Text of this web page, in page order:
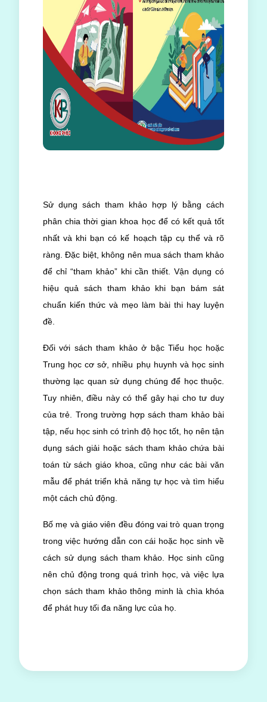
Sử dụng sách tham khảo hợp lý bằng cách
phân chia thời gian khoa học để có kết quả tốt
nhất và khi bạn có kế hoạch tập cụ thể và rõ
ràng. Đặc biệt, không nên mua sách tham khảo
để chỉ “tham khảo” khi cần thiết. Vận dụng có
hiệu quả sách tham khảo khi bạn bám sát
chuẩn kiến thức và mẹo làm bài thi hay luyện
đề.
Đối với sách tham khảo ở bậc Tiểu học hoặc
Trung học cơ sở, nhiều phụ huynh và học sinh
thường lạc quan sử dụng chúng để học thuộc.
Tuy nhiên, điều này có thể gây hại cho tư duy
của trẻ. Trong trường hợp sách tham khảo bài
tập, nếu học sinh có trình độ học tốt, họ nên tận
dụng sách giải hoặc sách tham khảo chứa bài
toán từ sách giáo khoa, cũng như các bài văn
mẫu để phát triển khả năng tự học và tìm hiểu
một cách chủ động.
Bố mẹ và giáo viên đều đóng vai trò quan trọng
trong việc hướng dẫn con cái hoặc học sinh về
cách sử dụng sách tham khảo. Học sinh cũng
nên chủ động trong quá trình học, và việc lựa
chọn sách tham khảo thông minh là chìa khóa
để phát huy tối đa năng lực của họ.